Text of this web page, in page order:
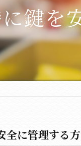
鍵を
全に管理する